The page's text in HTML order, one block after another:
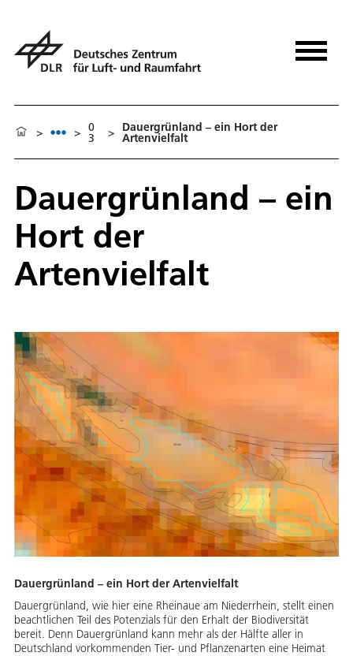
> > 0
3 > Dauergrünland – ein Hort der
Artenvielfalt
Dauergrünland – ein
Hort der
Artenvielfalt
Dauergrünland – ein Hort der Artenvielfalt
Dauergrünland, wie hier eine Rheinaue am Niederrhein, stellt einen
beachtlichen Teil des Potenzials für den Erhalt der Biodiversität
bereit. Denn Dauergrünland kann mehr als der Hälfte aller in
Deutschland vorkommenden Tier- und Pflanzenarten eine Heimat